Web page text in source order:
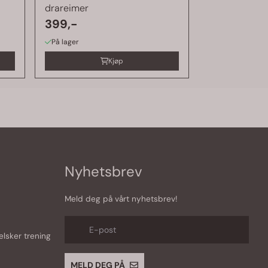
drareimer
399,-
På lager
Kjøp
trening
Nyhetsbrev
Meld deg på vårt nyhetsbrev!
MELD DEG PÅ